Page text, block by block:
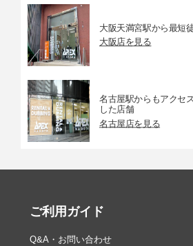
大阪天満宮駅から最短
大阪店を見る
名古屋駅からもアクセ
した店舗
名古屋店を見る
ご利用ガイド
Q&A・お問い合わせ